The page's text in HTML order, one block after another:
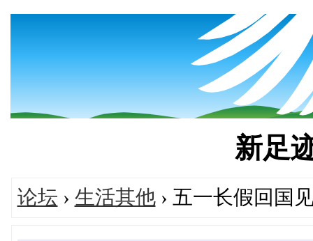
新足
论坛 › 生活其他› 五一长假回国